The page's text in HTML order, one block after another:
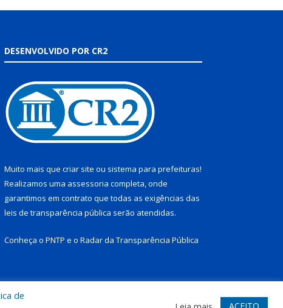
DESENVOLVIDO POR CR2
Muito mais que criar site ou sistema para prefeituras!
Realizamos uma assessoria completa, onde
garantimos em contrato que todas as exigências das
leis de transparência pública serão atendidas.
Conheça o PNTP e o Radar da Transparência Pública
Acessar Webmail
de
ACEITO